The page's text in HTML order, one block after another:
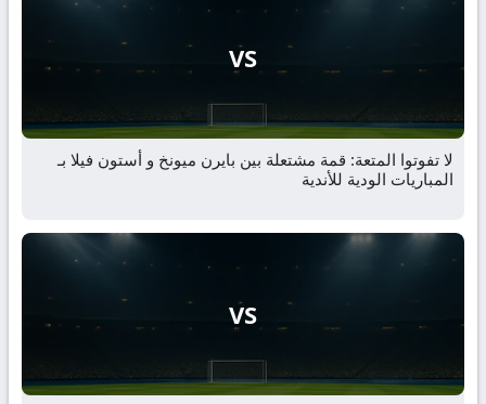
VS
لا تفوتوا المتعة: قمة مشتعلة بين بايرن ميونخ و أستون فيلا بـ
المباريات الودية للأندية
VS